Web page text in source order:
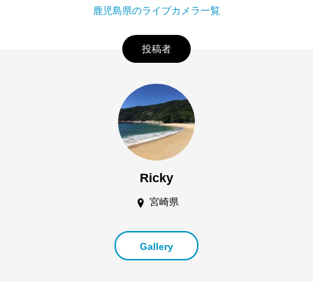
鹿児島県のライブカメラ一覧
投稿者
Ricky
宮崎県
Gallery